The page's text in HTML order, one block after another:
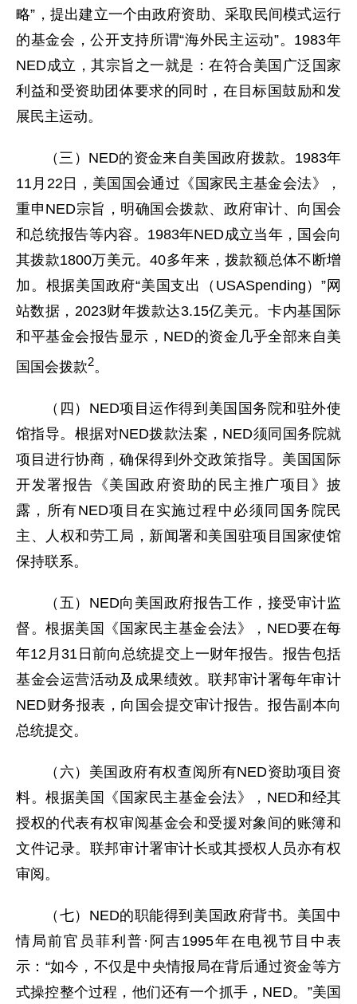
略”，提出建立一个由政府资助、采取民间模式运行
的基金会，公开支持所谓“海外民主运动”。1983年
NED成立，其宗旨之一就是：在符合美国广泛国家
利益和受资助团体要求的同时，在目标国鼓励和发
展民主运动。
（三）NED的资金来自美国政府拨款。1983年
11月22日，美国国会通过《国家民主基金会法》，
重申NED宗旨，明确国会拨款、政府审计、向国会
和总统报告等内容。1983年NED成立当年，国会向
其拨款1800万美元。40多年来，拨款额总体不断增
加。根据美国政府“美国支出（USASpending）”网
站数据，2023财年拨款达3.15亿美元。卡内基国际
和平基金会报告显示，NED的资金几乎全部来自美
国国会拨款2。
（四）NED项目运作得到美国国务院和驻外使
馆指导。根据对NED拨款法案，NED须同国务院就
项目进行协商，确保得到外交政策指导。美国国际
开发署报告《美国政府资助的民主推广项目》披
露，所有NED项目在实施过程中必须同国务院民
主、人权和劳工局，新闻署和美国驻项目国家使馆
保持联系。
（五）NED向美国政府报告工作，接受审计监
督。根据美国《国家民主基金会法》，NED要在每
年12月31日前向总统提交上一财年报告。报告包括
基金会运营活动及成果绩效。联邦审计署每年审计
NED财务报表，向国会提交审计报告。报告副本向
总统提交。
（六）美国政府有权查阅所有NED资助项目资
料。根据美国《国家民主基金会法》，NED和经其
授权的代表有权审阅基金会和受援对象间的账簿和
文件记录。联邦审计署审计长或其授权人员亦有权
审阅。
（七）NED的职能得到美国政府背书。美国中
情局前官员菲利普·阿吉1995年在电视节目中表
示：“如今，不仅是中央情报局在背后通过资金等方
式操控整个过程，他们还有一个抓手，NED。”美国